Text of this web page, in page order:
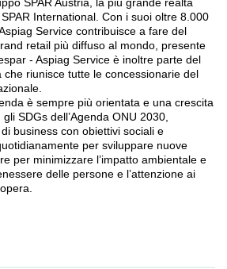
SPAR Austria, la più grande realtà
International. Con i suoi oltre 8.000
Service contribuisce a fare del
retail più diffuso al mondo, presente
- Aspiag Service è inoltre parte del
che riunisce tutte le concessionarie del
è sempre più orientata e una crescita
SDGs dell’Agenda ONU 2030,
business con obiettivi sociali e
per sviluppare nuove
per minimizzare l’impatto ambientale e
delle persone e l’attenzione ai